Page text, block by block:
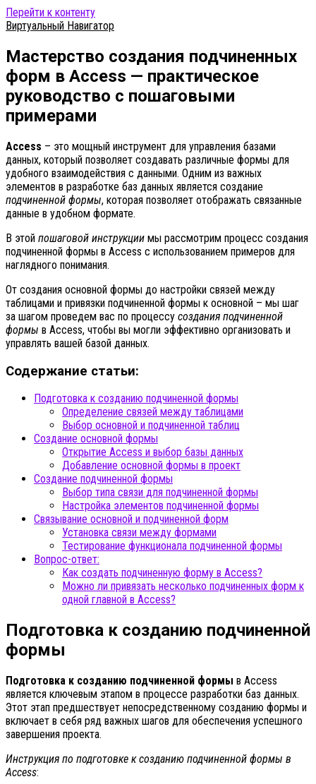
Перейти к контенту
Виртуальный Навигатор
Мастерство создания подчиненных
форм в Access — практическое
руководство с пошаговыми
примерами
Access – это мощный инструмент для управления базами
данных, который позволяет создавать различные формы для
удобного взаимодействия с данными. Одним из важных
элементов в разработке баз данных является создание
подчиненной формы, которая позволяет отображать связанные
данные в удобном формате.
В этой пошаговой инструкции мы рассмотрим процесс создания
подчиненной формы в Access с использованием примеров для
наглядного понимания.
От создания основной формы до настройки связей между
таблицами и привязки подчиненной формы к основной – мы шаг
за шагом проведем вас по процессу создания подчиненной
формы в Access, чтобы вы могли эффективно организовать и
управлять вашей базой данных.
Содержание статьи:
Подготовка к созданию подчиненной формы
Определение связей между таблицами
Выбор основной и подчиненной таблиц
Создание основной формы
Открытие Access и выбор базы данных
Добавление основной формы в проект
Создание подчиненной формы
Выбор типа связи для подчиненной формы
Настройка элементов подчиненной формы
Связывание основной и подчиненной форм
Установка связи между формами
Тестирование функционала подчиненной формы
Вопрос-ответ:
Как создать подчиненную форму в Access?
Можно ли привязать несколько подчиненных форм к
одной главной в Access?
Подготовка к созданию подчиненной
формы
Подготовка к созданию подчиненной формы в Access
является ключевым этапом в процессе разработки баз данных.
Этот этап предшествует непосредственному созданию формы и
включает в себя ряд важных шагов для обеспечения успешного
завершения проекта.
Инструкция по подготовке к созданию подчиненной формы в
Access: